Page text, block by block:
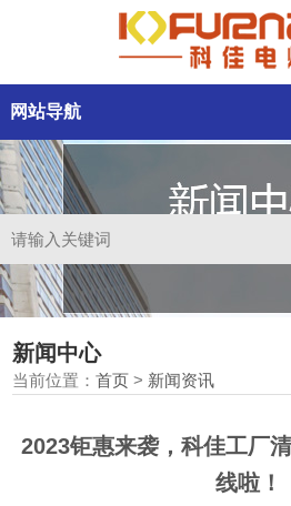
网站导航
新闻中心
当前位置：首页 > 新闻资讯
2023钜惠来袭，科佳工厂
线啦！